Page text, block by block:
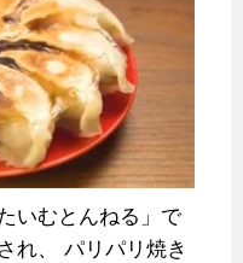
いむとんねる」で
れ、
パリパリ焼き